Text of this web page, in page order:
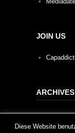
JOIN US
ARCHIVES
Archives
This website uses
Diese Website